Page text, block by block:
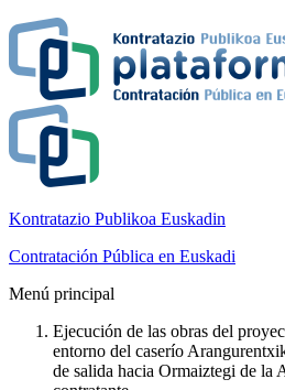
Kontratazio Publikoa Euskadin
Contratación Pública en Euskadi
Menú principal
Ejecución de las obras del
entorno del caserío
de salida hacia Ormaiztegi de la